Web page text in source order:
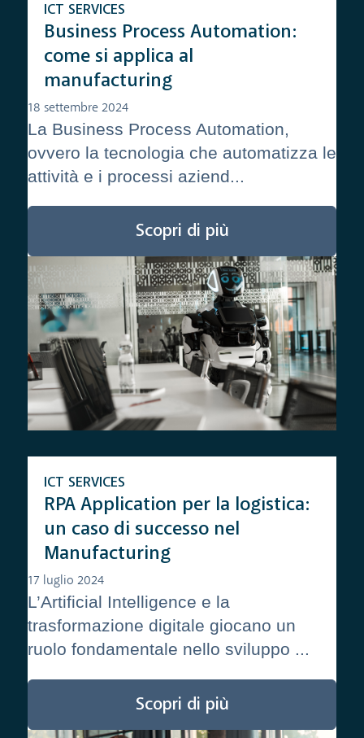
Business Process Automation:
come si applica al
manufacturing
ICT SERVICES
18 settembre 2024
La Business Process Automation,
ovvero la tecnologia che automatizza le
attività e i processi aziend...
Scopri di più
RPA Application per la logistica:
un caso di successo nel
Manufacturing
ICT SERVICES
17 luglio 2024
L’Artificial Intelligence e la
trasformazione digitale giocano un
ruolo fondamentale nello sviluppo ...
Scopri di più